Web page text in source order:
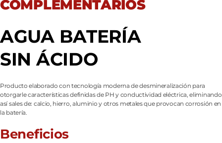
COMPLEMENTARIOS
AGUA BATERÍA
SIN ÁCIDO
Producto elaborado con tecnología moderna de desmineralización para
otorgarle características definidas de PH y conductividad eléctrica, eliminando
así sales de: calcio, hierro, aluminio y otros metales que provocan corrosión en
la batería.
Beneficios